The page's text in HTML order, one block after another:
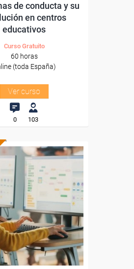
de conducta y su
en centros
educativos
Curso Gratuito
60 horas
(toda España)
Ver curso
0 103
Formación 100%
subvencionada.
desempleados,
y autónomos.
Sector
-Educación.